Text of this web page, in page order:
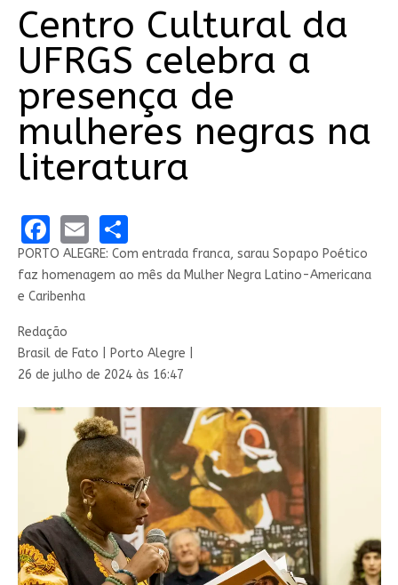
Centro Cultural da
UFRGS celebra a
presença de
mulheres negras na
literatura
Facebook
EmailShare
PORTO ALEGRE: Com entrada franca, sarau Sopapo Poético
faz homenagem ao mês da Mulher Negra Latino-Americana
e Caribenha
Redação
Brasil de Fato | Porto Alegre |
26 de julho de 2024 às 16:47